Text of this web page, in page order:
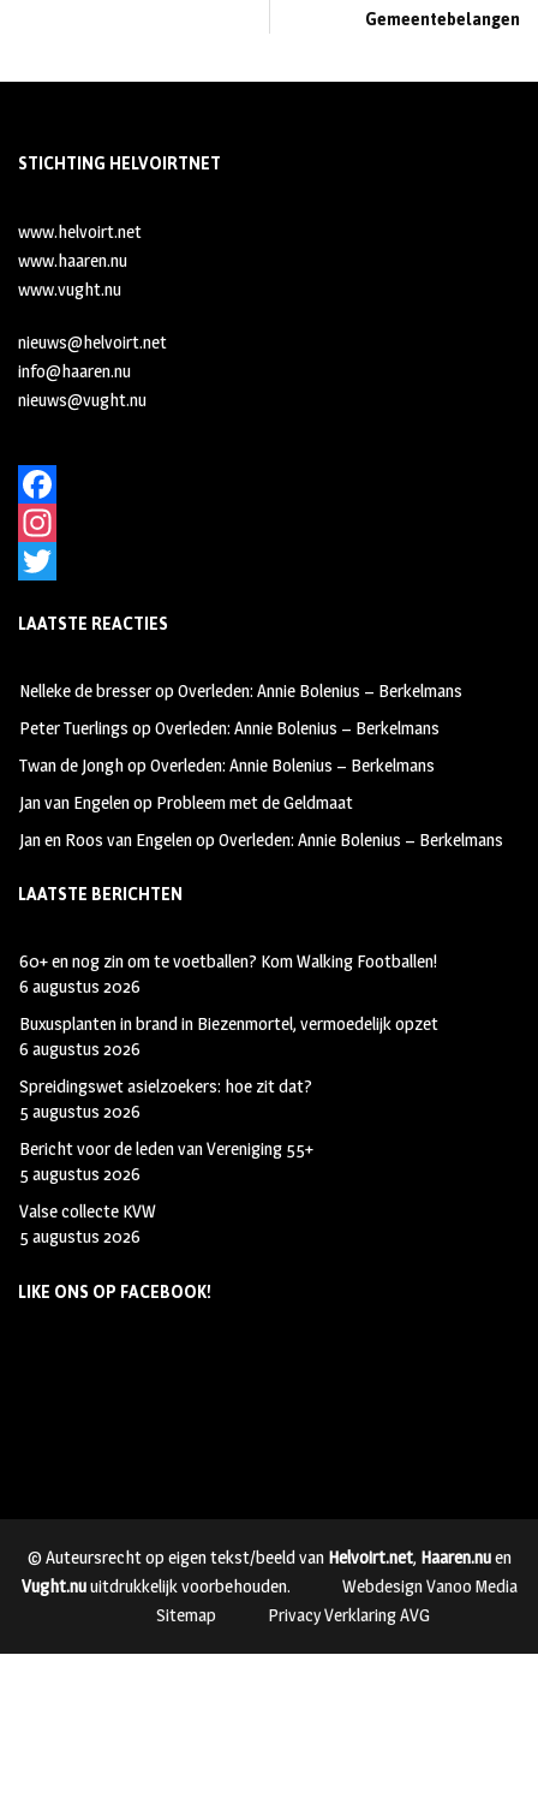
Gemeentebelangen
STICHTING HELVOIRTNET
www.helvoirt.net
www.haaren.nu
www.vught.nu
nieuws@helvoirt.net
info@haaren.nu
nieuws@vught.nu
F
a
e
k
s
r
a
w
e
r
LAATSTE REACTIES
Nelleke de bresseropOverleden: Annie Bolenius – Berkelmans
Peter Tuerlings opOverleden: Annie Bolenius – Berkelmans
Twan de JonghopOverleden: Annie Bolenius – Berkelmans
Jan van Engelenop Probleem met de Geldmaat
Jan en Roos van EngelenopOverleden: Annie Bolenius – Berkelmans
LAATSTE BERICHTEN
60+ en nog zin om te voetballen? Kom Walking Footballen!
6 augustus 2026
Buxusplanten in brand in Biezenmortel, vermoedelijk opzet
6 augustus 2026
Spreidingswet asielzoekers: hoe zit dat?
5 augustus 2026
Bericht voor de leden van Vereniging 55+
5 augustus 2026
Valse collecte KVW
5 augustus 2026
LIKE ONS OP FACEBOOK!
© Auteursrecht op eigen tekst/beeld van Helvoirt.net, Haaren.nuen
Vught.nuuitdrukkelijk voorbehouden.
Webdesign Vanoo Media
Sitemap
Privacy Verklaring AVG